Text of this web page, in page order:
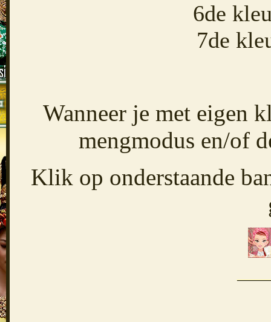
6de
7de
Wanneer je met eigen
mengmodus en/of
Klik op onderstaande